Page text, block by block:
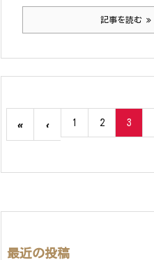
記事を読む
« ‹ 1 2 3
最近の投稿